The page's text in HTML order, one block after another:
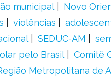
municipal
Novo
violências
SEDUC-AM
pelo Brasil
Comitê
Metropolitana de